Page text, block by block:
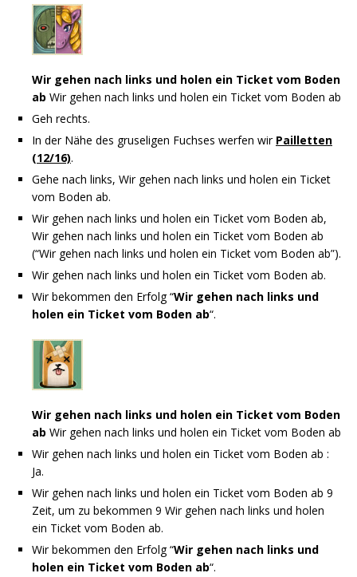
Wir gehen nach links und holen ein Ticket vom Boden
ab Wir gehen nach links und holen ein Ticket vom Boden ab
Geh rechts.
In der Nähe des gruseligen Fuchses werfen wir Pailletten
(12/16).
Gehe nach links, Wir gehen nach links und holen ein Ticket
vom Boden ab.
Wir gehen nach links und holen ein Ticket vom Boden ab,
Wir gehen nach links und holen ein Ticket vom Boden ab
(“Wir gehen nach links und holen ein Ticket vom Boden ab”).
Wir gehen nach links und holen ein Ticket vom Boden ab.
Wir bekommen den Erfolg “Wir gehen nach links und
holen ein Ticket vom Boden ab“.
Wir gehen nach links und holen ein Ticket vom Boden
ab Wir gehen nach links und holen ein Ticket vom Boden ab
Wir gehen nach links und holen ein Ticket vom Boden ab :
Ja.
Wir gehen nach links und holen ein Ticket vom Boden ab 9
Zeit, um zu bekommen 9 Wir gehen nach links und holen
ein Ticket vom Boden ab.
Wir bekommen den Erfolg “Wir gehen nach links und
holen ein Ticket vom Boden ab“.